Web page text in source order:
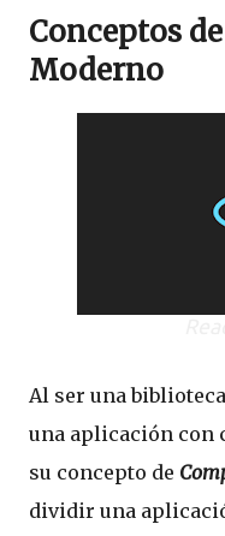
Conceptos
Moderno
Al ser una
una aplicación con
su concepto de
dividir una